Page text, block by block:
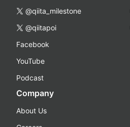
@qiita_milestone
@qiitapoi
Facebook
YouTube
Podcast
Company
About Us